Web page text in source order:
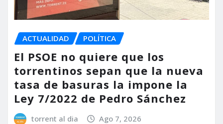
ACTUALIDAD POLÍTICA
El PSOE no quiere que los
torrentinos sepan que la nueva
tasa de basuras la impone la
Ley 7/2022 de Pedro Sánchez
torrent al dia Ago 7, 2026